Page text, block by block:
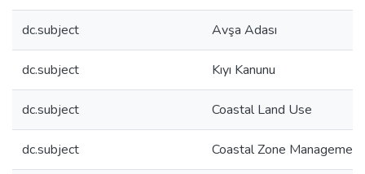
dc.subject Avşa Adası
dc.subject Kıyı Kanunu
dc.subject Coastal Land Use
dc.subject Coastal Zone Management